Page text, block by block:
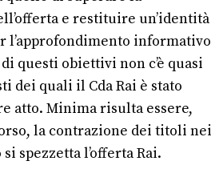
e restituire un’identità
l’approfondimento informativo
questi obiettivi non c’è quasi
dei quali il Cda Rai è stato
atto. Minima risulta essere,
la contrazione dei titoli nei
spezzetta l’offerta Rai.